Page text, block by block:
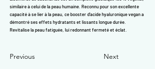
similaire à celui de la peau humaine. Reconnu pour son excellente
capacité à se lier à la peau, ce boosterd'acide hyaluroniquevegan a
démontré ses effets hydratants et lissants longue durée.
Revitalise la peau fatiguée, lui redonnant fermeté et éclat.
Previous Next